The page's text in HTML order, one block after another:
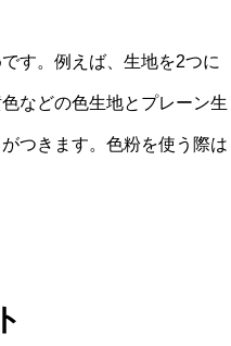
す。例えば、生地を2つに
などの色生地とプレーン生
つきます。色粉を使う際は